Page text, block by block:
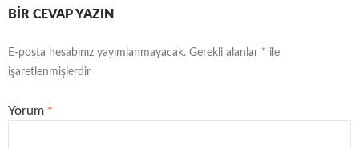
BIR CEVAP YAZIN
E-posta hesabınız yayımlanmayacak. Gerekli alanlar * ile
işaretlenmişlerdir
Yorum *